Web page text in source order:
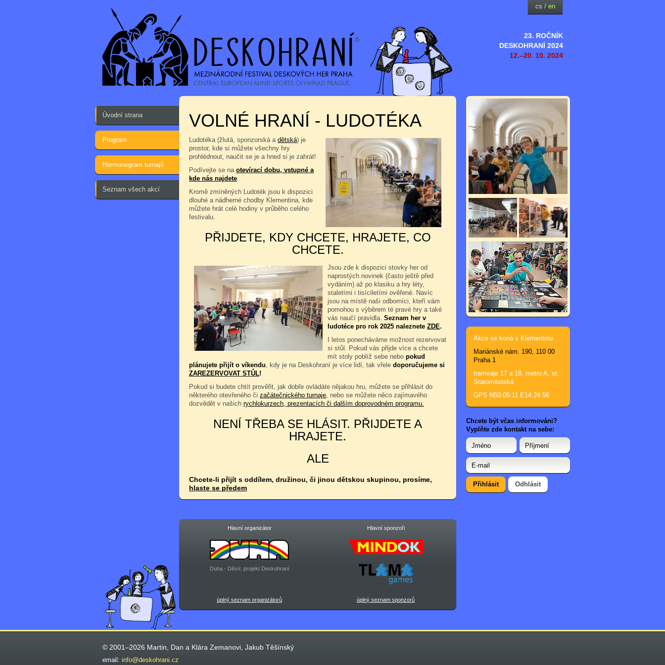
23. ROČNÍK
DESKOHRANÍ 2024
12.–20. 10. 2024
cs / en
Úvodní strana
Program
Harmonogram turnajů
Seznam všech akcí
VOLNÉ HRANÍ - LUDOTÉKA
Ludotéka (žlutá, sponzorská a dětská) je
prostor, kde si můžete všechny hry
prohlédnout, naučit se je a hned si je zahrát!
Podívejte se na otevírací dobu, vstupné a
kde nás najdete.
Kromě zmíněných Ludoték jsou k dispozici
dlouhé a nádherné chodby Klementina, kde
můžete hrát celé hodiny v průběho celého
festivalu.
PŘIJDETE, KDY CHCETE, HRAJETE, CO
CHCETE.
Jsou zde k dispozici stovky her od
naprostých novinek (často ještě před
vydáním) až po klasiku a hry léty,
staletími i tisíciletími ověřené. Navíc
jsou na místě naši odborníci, kteří vám
pomohou s výběrem té pravé hry a také
vás naučí pravidla. Seznam her v
ludotéce pro rok 2025 naleznete ZDE.
I letos ponecháváme možnost rezervovat
si stůl. Pokud vás přijde více a chcete
mít stoly poblíž sebe nebo pokud
plánujete přijít o víkendu, kdy je na Deskohraní je více lidí, tak vřele doporučujeme si
ZAREZERVOVAT STŮL!
Pokud si budete chtít prověřit, jak dobře ovládáte nějakou hru, můžete se přihlásit do
některého otevřeného či začátečnického turnaje, nebo se můžete něco zajímavého
dozvědět v našich rychlokurzech, prezentacích či dalším doprovodném programu.
NENÍ TŘEBA SE HLÁSIT. PŘIJDETE A
HRAJETE.
ALE
Chcete-li přijít s oddílem, družinou, či jinou dětskou skupinou, prosíme,
hlaste se předem
Hlavní organizátor Hlavní sponzoři
Duha - Děsír, projekt Deskohraní
úplný seznam organizátorů úplný seznam sponzorů
Akce se koná v Klementinu.
Mariánské nám. 190, 110 00
Praha 1
tramvaje 17 a 18, metro A, st.
Staroměstská
GPS N50:05:11 E14:24:56
Chcete být včas informováni?
Vyplňte zde kontakt na sebe:
© 2001–2026 Martin, Dan a Klára Zemanovi, Jakub Těšínský
email: info@deskohrani.cz